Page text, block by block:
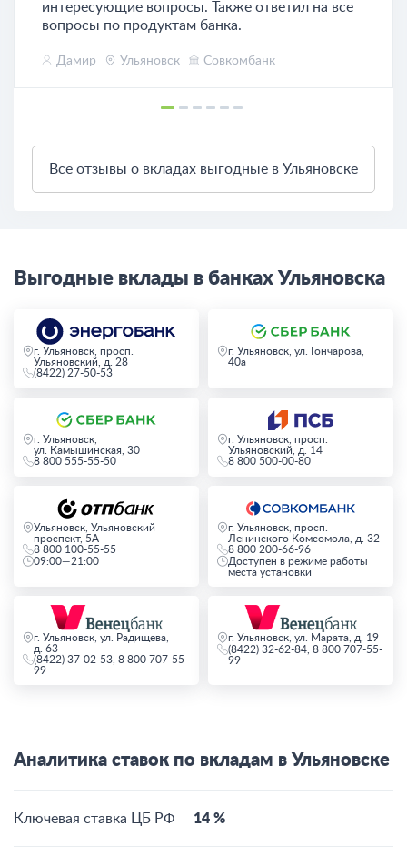
интересующие вопросы. Также ответил на все
вопросы по продуктам банка.
Дамир Ульяновск Совкомбанк
Все отзывы о вкладах выгодные в Ульяновске
Выгодные вклады в банках Ульяновска
г. Ульяновск, просп.
Ульяновский, д. 28
(8422) 27-50-53
г. Ульяновск, ул. Гончарова,
40а
г. Ульяновск,
ул. Камышинская, 30
8 800 555-55-50
г. Ульяновск, просп.
Ульяновский, д. 14
8 800 500-00-80
Ульяновск, Ульяновский
проспект, 5А
8 800 100-55-55
09:00—21:00
г. Ульяновск, просп.
Ленинского Комсомола, д. 32
8 800 200-66-96
Доступен в режиме работы
места установки
г. Ульяновск, ул. Радищева,
д. 63
(8422) 37-02-53, 8 800 707-55-
99
г. Ульяновск, ул. Марата, д. 19
(8422) 32-62-84, 8 800 707-55-
99
Аналитика ставок по вкладам в Ульяновске
Ключевая ставка ЦБ РФ 14 %